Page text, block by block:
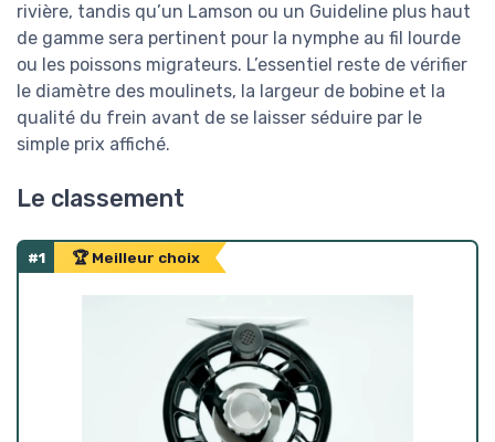
rivière, tandis qu’un Lamson ou un Guideline plus haut
de gamme sera pertinent pour la nymphe au fil lourde
ou les poissons migrateurs. L’essentiel reste de vérifier
le diamètre des moulinets, la largeur de bobine et la
qualité du frein avant de se laisser séduire par le
simple prix affiché.
Le classement
#1 🏆 Meilleur choix